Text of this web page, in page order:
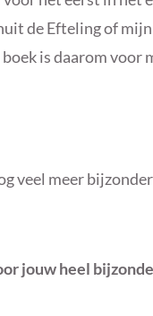
de Efteling of
is daarom voor
veel meer
jouw heel